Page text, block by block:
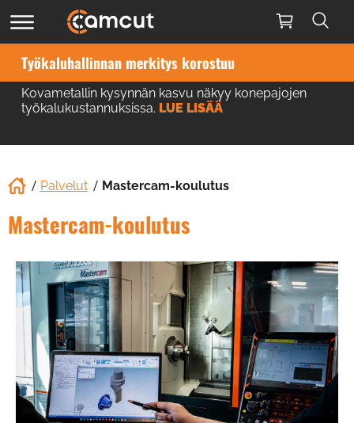
Työkaluhallinnan merkitys korostuu
Kovametallin kysynnän kasvu näkyy konepajojen
työkalukustannuksissa. LUE LISÄÄ
Palvelut Mastercam-koulutus
Mastercam-koulutus